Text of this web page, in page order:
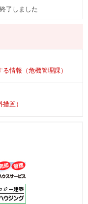
情報（危機管理課）
置）
了しました